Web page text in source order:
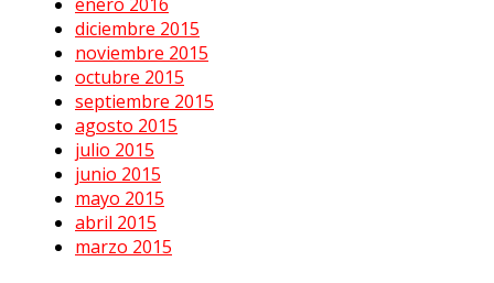
diciembre 2015
noviembre 2015
octubre 2015
septiembre 2015
agosto 2015
julio 2015
junio 2015
mayo 2015
abril 2015
marzo 2015